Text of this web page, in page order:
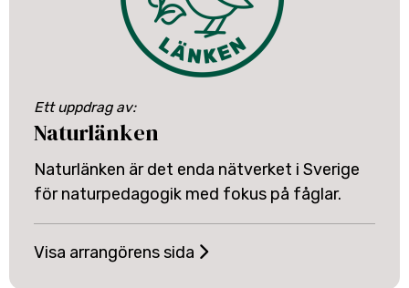
Ett uppdrag av:
Naturlänken
Naturlänken är det enda nätverket i Sverige
för naturpedagogik med fokus på fåglar.
Visa arrangörens sida